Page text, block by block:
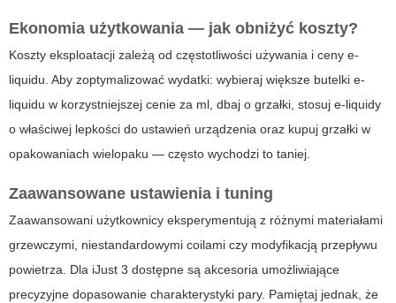
Ekonomia użytkowania — jak obniżyć koszty?
Koszty eksploatacji zależą od częstotliwości używania i ceny e-
liquidu. Aby zoptymalizować wydatki: wybieraj większe butelki e-
liquidu w korzystniejszej cenie za ml, dbaj o grzałki, stosuj e-liquidy
o właściwej lepkości do ustawień urządzenia oraz kupuj grzałki w
opakowaniach wielopaku — często wychodzi to taniej.
Zaawansowane ustawienia i tuning
Zaawansowani użytkownicy eksperymentują z różnymi materiałami
grzewczymi, niestandardowymi coilami czy modyfikacją przepływu
powietrza. Dla iJust 3 dostępne są akcesoria umożliwiające
precyzyjne dopasowanie charakterystyki pary. Pamiętaj jednak, że